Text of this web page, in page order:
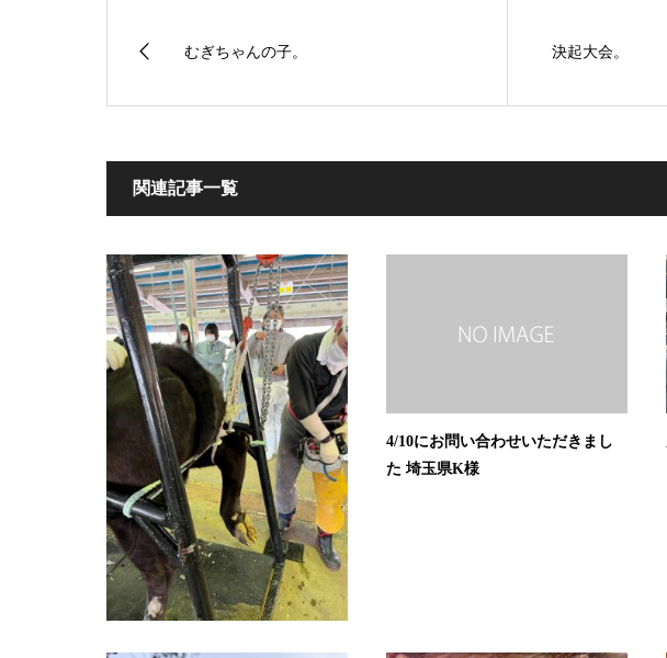
むぎちゃんの子。 決起大会。
関連記事一覧
4/10にお問い合わせいただきまし
た 埼玉県K様